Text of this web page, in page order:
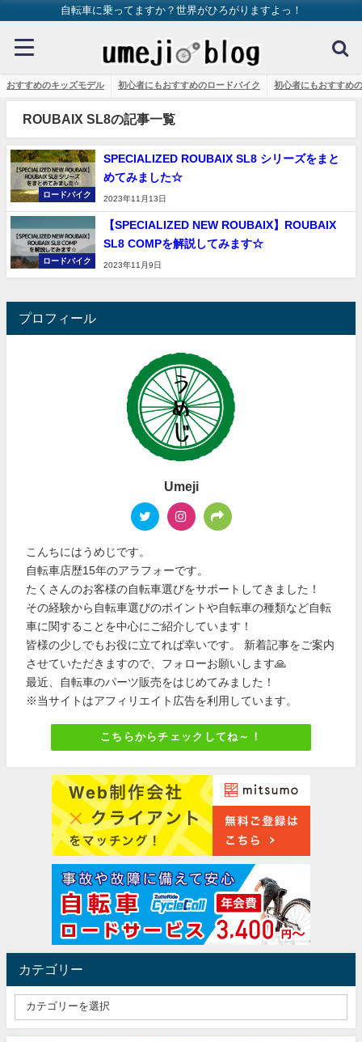
自転車に乗ってますか？世界がひろがりますよっ！
おすすめのキッズモデル 初心者にもおすすめのロードバイク 初心者にもおすすめ
ROUBAIX SL8の記事一覧
ロードバイク
SPECIALIZED ROUBAIX SL8 シリーズをまと
めてみました☆
2023年11月13日
ロードバイク
【SPECIALIZED NEW ROUBAIX】ROUBAIX
SL8 COMPを解説してみます☆
2023年11月9日
プロフィール
Umeji
こんちにはうめじです。
自転車店歴15年のアラフォーです。
たくさんのお客様の自転車選びをサポートしてきました！
その経験から自転車選びのポイントや自転車の種類など自転
車に関することを中心にご紹介しています！
皆様の少しでもお役に立てれば幸いです。 新着記事をご案内
させていただきますので、フォローお願いします🙏
最近、自転車のパーツ販売をはじめてみました！
※当サイトはアフィリエイト広告を利用しています。
こちらからチェックしてね～！
カテゴリー